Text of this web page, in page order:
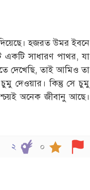
হজরত উমর ইবনে
একটি সাধারণ পাথর, যা
দেখেছি, তাই আমিও তা
দেওয়ার। কিন্তু সে চুমু
অনেক জীবানু আছে।
০
২